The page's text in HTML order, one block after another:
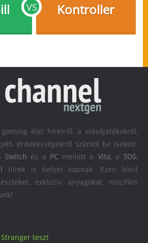
VS Kontroller
teszt
élet híreiről, a videójátékokról,
érdekességekről számol be Neked.
Switch és a PCmellett a Vita, a 3DS,
hírek is helyet kapnak. Ezen kívül
exkluzív anyagokat, mozifilm